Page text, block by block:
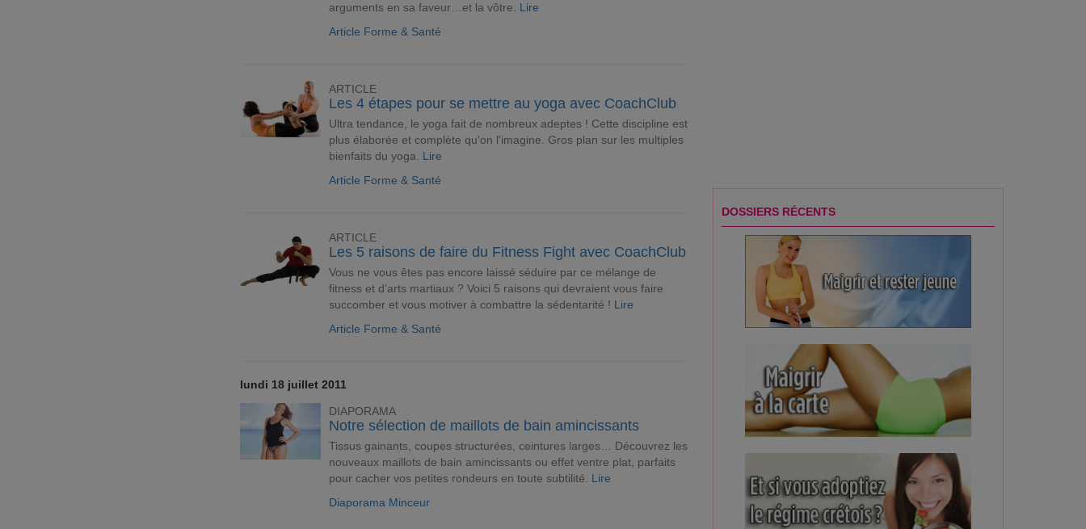
arguments en sa faveur…et la vôtre. Lire
Article Forme & Santé
ARTICLE
Les 4 étapes pour se mettre au yoga avec CoachClub
Ultra tendance, le yoga fait de nombreux adeptes ! Cette discipline est
plus élaborée et complète qu'on l'imagine. Gros plan sur les multiples
bienfaits du yoga. Lire
Article Forme & Santé
ARTICLE
Les 5 raisons de faire du Fitness Fight avec CoachClub
Vous ne vous êtes pas encore laissé séduire par ce mélange de
fitness et d’arts martiaux ? Voici 5 raisons qui devraient vous faire
succomber et vous motiver à combattre la sédentarité ! Lire
Article Forme & Santé
lundi 18 juillet 2011
DIAPORAMA
Notre sélection de maillots de bain amincissants
Tissus gainants, coupes structurées, ceintures larges… Découvrez les
nouveaux maillots de bain amincissants ou effet ventre plat, parfaits
pour cacher vos petites rondeurs en toute subtilité. Lire
Diaporama Minceur
DOSSIERS RÉCENTS